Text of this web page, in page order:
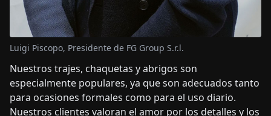
Luigi Piscopo, Presidente de FG Group S.r.l.
Nuestros trajes, chaquetas y abrigos son
especialmente populares, ya que son adecuados tanto
para ocasiones formales como para el uso diario.
Nuestros clientes valoran el amor por los detalles y los